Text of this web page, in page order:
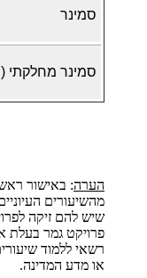
סמינר
סמינר מחלקתי
הערה
מהשיעורים
שיש להם זיקה
פרויקט גמר בעלת
רשאי ללמוד
או מדע המדינה.